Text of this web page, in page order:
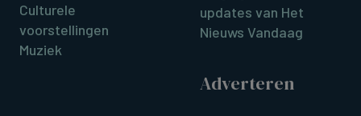
Culturele
voorstellingen
Muziek
updates van Het
Nieuws Vandaag
Adverteren